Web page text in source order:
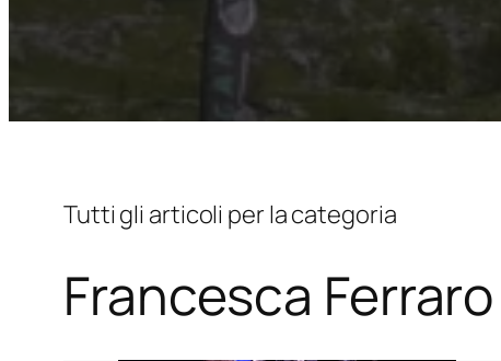
Tutti gli articoli per la categoria
Francesca Ferraro